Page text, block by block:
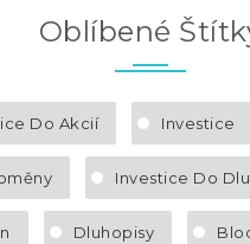
Oblíbené
Do Akcií Investice
Investice Do
Dluhopisy